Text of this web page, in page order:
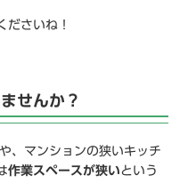
ださいね！
せんか？
、マンションの狭いキッチ
作業スペースが狭いという